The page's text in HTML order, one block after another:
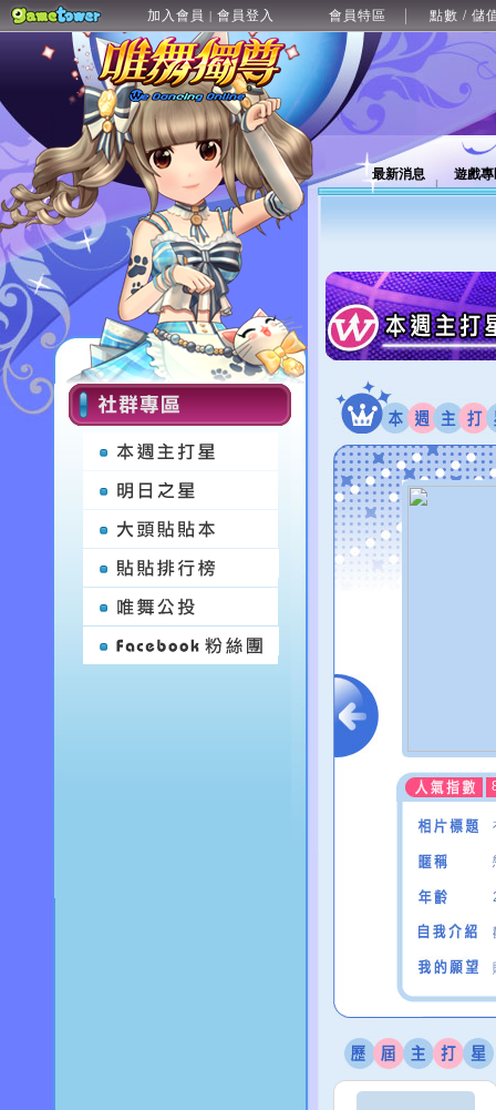
加入會員 | 會員登入 會員特區 點數 / 儲
最新消息 遊戲